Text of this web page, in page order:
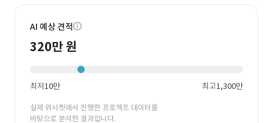
AI 예상 견적
320만 원
최저10만 최고1,300만
실제 위시켓에서 진행한 프로젝트 데이터를
바탕으로 분석한 결과입니다.